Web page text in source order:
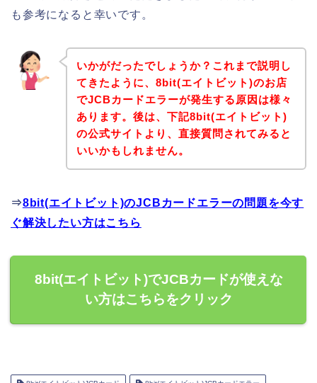
も参考になると幸いです。
いかがだったでしょうか？これまで説明し
てきたように、8bit(エイトビット)のお店
でJCBカードエラーが発生する原因は様々
あります。後は、下記8bit(エイトビット)
の公式サイトより、直接質問されてみると
いいかもしれません。
⇒8bit(エイトビット)のJCBカードエラーの問題を今す
ぐ解決したい方はこちら
8bit(エイトビット)でJCBカードが使えな
い方はこちらをクリック